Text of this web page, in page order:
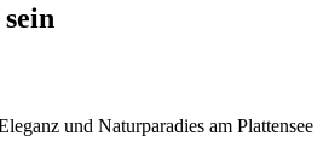
und Naturparadies am Plattensee